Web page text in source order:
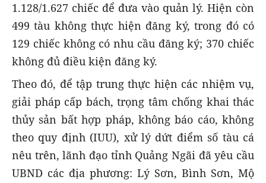
1.128/1.627 chiếc để đưa vào quản lý. Hiện còn
499 tàu không thực hiện đăng ký, trong đó có
129 chiếc không có nhu cầu đăng ký; 370 chiếc
không đủ điều kiện đăng ký.
Theo đó, để tập trung thực hiện các nhiệm vụ,
giải pháp cấp bách, trọng tâm chống khai thác
thủy sản bất hợp pháp, không báo cáo, không
theo quy định (IUU), xử lý dứt điểm số tàu cá
nêu trên, lãnh đạo tỉnh Quảng Ngãi đã yêu cầu
UBND các địa phương: Lý Sơn, Bình Sơn, Mộ